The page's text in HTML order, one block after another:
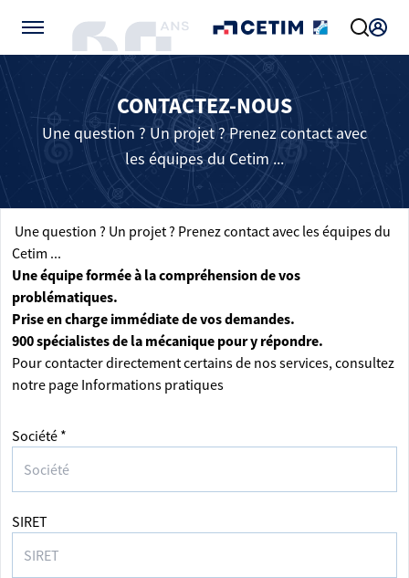
CONTACTEZ-NOUS
Une question ? Un projet ? Prenez contact avec
les équipes du Cetim ...
Une question ? Un projet ? Prenez contact avec les équipes du
Cetim ...
Une équipe formée à la compréhension de vos
problématiques.
Prise en charge immédiate de vos demandes.
900 spécialistes de la mécanique pour y répondre.
Pour contacter directement certains de nos services, consultez
notre page Informations pratiques
Société *
SIRET